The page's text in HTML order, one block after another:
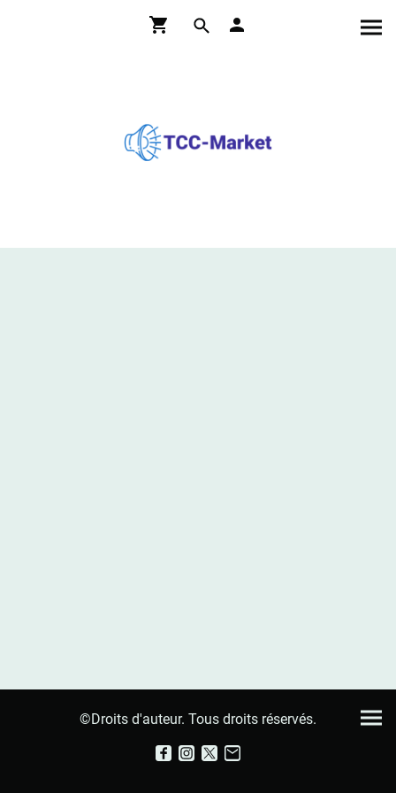
©Droits d'auteur. Tous droits réservés.